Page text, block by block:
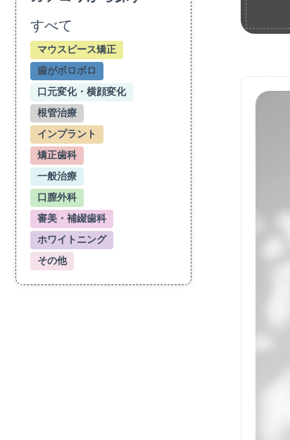
すべて
マウスピース矯正
歯がボロボロ
口元変化・横顔変化
根管治療
インプラント
矯正歯科
一般治療
口膣外科
審美・補綴歯科
ホワイトニング
その他